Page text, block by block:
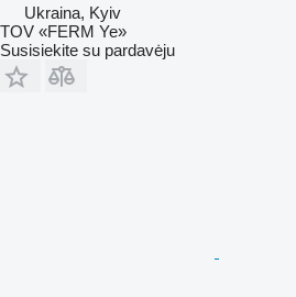
Ukraina, Kyiv
TOV «FERM Ye»
Susisiekite su pardavėju